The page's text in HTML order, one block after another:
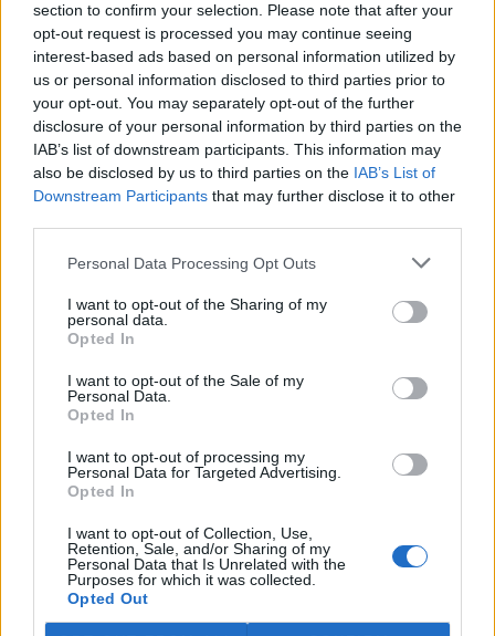
section to confirm your selection. Please note that after your
opt-out request is processed you may continue seeing
interest-based ads based on personal information utilized by
us or personal information disclosed to third parties prior to
your opt-out. You may separately opt-out of the further
disclosure of your personal information by third parties on the
IAB’s list of downstream participants. This information may
also be disclosed by us to third parties on the IAB’s List of
Downstream Participants that may further disclose it to other
Personal Data Processing Opt Outs
I want to opt-out of the Sharing of my
personal data.
Opted In
I want to opt-out of the Sale of my
Personal Data.
Opted In
I want to opt-out of processing my
Personal Data for Targeted Advertising.
Opted In
I want to opt-out of Collection, Use,
Retention, Sale, and/or Sharing of my
Personal Data that Is Unrelated with the
Purposes for which it was collected.
Opted Out
5.8.2026 20:13 (ČTK)
Celníci odhalili gang
překupníků chráněných druhů
papoušků působící v několika
krajích a zajistili asi stovku
ptáků. S odchytem a
zajištěním zvířat celníkům pomohly zoo v Praze, Zlíně a Ostravě. V
ostravské zahradě také papoušci nalezli dočasné útočiště. V
tiskové zprávě nawebucelníků to oznámila mluvčí Celní správy ČR
Martina Kaňková. Případem se zabývá policie.
Island vyhostí aktivisty bojující proti lovu velryb,
pronásledovali velrybáře
5.8.2026 19:54 (ČTK)
Islandské úřady nařídily
poté, co minulý týden
pobřežní stráž s policií zabavily
jejich loď, která pronásledovala velrybářské plavidlo. Pasažéři lodi
Watsona jsou od té doby zadržováni v Reykjavíku. Sám Watson na
palubě nebyl. Píše o tom agentura AFP s odvoláním na islandskou
Záchranná stanice v Praze přijímá kvůli vedrům více
volně žijících zvířat
5.8.2026 17:40 | PRAHA (
Kvůli vysokým letním